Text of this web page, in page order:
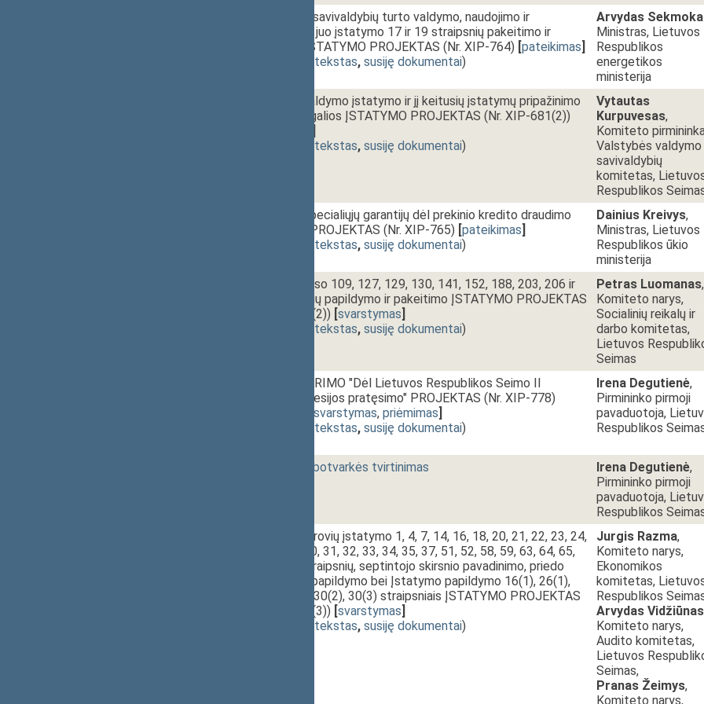
Valstybės ir savivaldybių turto valdymo, naudojimo ir
disponavimo juo įstatymo 17 ir 19 straipsnių pakeitimo ir
papildymo ĮSTATYMO PROJEKTAS (Nr. XIP-764) [pateikimas]
dokumento tekstas, susiję dokumentai)
Arvydas
Ministras, Lietuvos
Respublikos
energetikos
ministerija
Apskrities valdymo įstatymo ir jį keitusių įstatymų pripažinimo
netekusiais galios ĮSTATYMO PROJEKTAS (Nr. XIP-681(2))
dokumento tekstas, susiję dokumentai)
Vytautas
Kurpuvesas,
Komiteto
Valstybės valdymo
savivaldybių
komitetas,
Respublikos
Valstybės specialiųjų garantijų dėl prekinio kredito draudimo
ĮSTATYMO PROJEKTAS (Nr. XIP-765) [pateikimas]
dokumento tekstas, susiję dokumentai)
Dainius Kreivys,
Ministras, Lietuvos
Respublikos ūkio
ministerija
Darbo kodekso 109, 127, 129, 130, 141, 152, 188, 203, 206 ir
256 straipsnių papildymo ir pakeitimo ĮSTATYMO PROJEKTAS
(Nr. XIP-473(2)) [svarstymas]
dokumento tekstas, susiję dokumentai)
Petras Luomanas,
Komiteto narys,
Socialinių reikalų ir
darbo komitetas,
Lietuvos
Seimas
Seimo NUTARIMO "Dėl Lietuvos Respublikos Seimo II
(pavasario) sesijos pratęsimo" PROJEKTAS (Nr. XIP-778)
svarstymas, priėmimas]
dokumento tekstas, susiję dokumentai)
Irena Degutienė,
Pirmininko pirmoji
pavaduotoja,
Respublikos
Savaitės darbotvarkės tvirtinimas Irena Degutienė,
Pirmininko pirmoji
pavaduotoja,
Respublikos
Akcinių bendrovių įstatymo 1, 4, 7, 14, 16, 18, 20, 21, 22, 23, 24,
25, 26, 29, 30, 31, 32, 33, 34, 35, 37, 51, 52, 58, 59, 63, 64, 65,
74, 76, 78 straipsnių, septintojo skirsnio pavadinimo, priedo
pakeitimo ir papildymo bei Įstatymo papildymo 16(1), 26(1),
26(2), 30(1), 30(2), 30(3) straipsniais ĮSTATYMO PROJEKTAS
(Nr. XIP-604(3)) [svarstymas]
dokumento tekstas, susiję dokumentai)
Jurgis Razma,
Komiteto narys,
Ekonomikos
komitetas,
Respublikos
Arvydas Vidžiūnas
Komiteto narys,
Audito komitetas,
Lietuvos
Seimas,
Pranas Žeimys,
Komiteto narys,